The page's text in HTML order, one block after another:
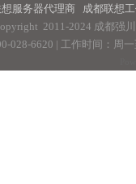
服务器代理商
成都联想
2011-2024 成都强
028-6620 | 工作时间：周